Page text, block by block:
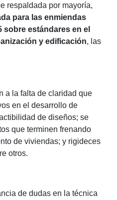
respaldada por mayoría,
para las enmiendas
estándares en el
y edificación, las
a la falta de claridad que
en el desarrollo de
de diseños; se
que terminen frenando
de viviendas; y rigideces
otros.
de dudas en la técnica